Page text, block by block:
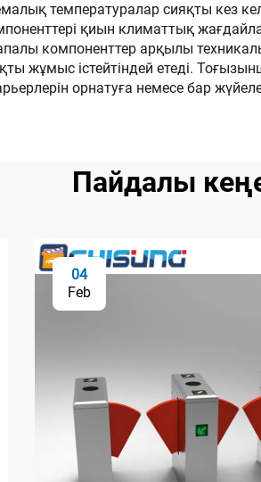
температуралар сияқты кез
қиын климаттық
компоненттер арқылы
жұмыс істейтіндей етеді.
орнатуға немесе бар
Пайдалы
04
Feb